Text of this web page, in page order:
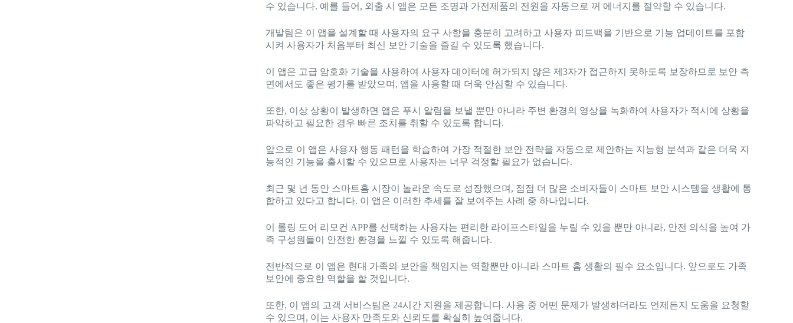
수 있습니다. 예를 들어, 외출 시 앱은 모든 조명과 가전제품의 전원을 자동으로 꺼 에너지를 절약할 수 있습니다.
개발팀은 이 앱을 설계할 때 사용자의 요구 사항을 충분히 고려하고 사용자 피드백을 기반으로 기능 업데이트를 포함
시켜 사용자가 처음부터 최신 보안 기술을 즐길 수 있도록 했습니다.
이 앱은 고급 암호화 기술을 사용하여 사용자 데이터에 허가되지 않은 제3자가 접근하지 못하도록 보장하므로 보안 측
면에서도 좋은 평가를 받았으며, 앱을 사용할 때 더욱 안심할 수 있습니다.
또한, 이상 상황이 발생하면 앱은 푸시 알림을 보낼 뿐만 아니라 주변 환경의 영상을 녹화하여 사용자가 적시에 상황을
파악하고 필요한 경우 빠른 조치를 취할 수 있도록 합니다.
앞으로 이 앱은 사용자 행동 패턴을 학습하여 가장 적절한 보안 전략을 자동으로 제안하는 지능형 분석과 같은 더욱 지
능적인 기능을 출시할 수 있으므로 사용자는 너무 걱정할 필요가 없습니다.
최근 몇 년 동안 스마트홈 시장이 놀라운 속도로 성장했으며, 점점 더 많은 소비자들이 스마트 보안 시스템을 생활에 통
합하고 있다고 합니다. 이 앱은 이러한 추세를 잘 보여주는 사례 중 하나입니다.
이 롤링 도어 리모컨 APP를 선택하는 사용자는 편리한 라이프스타일을 누릴 수 있을 뿐만 아니라, 안전 의식을 높여 가
족 구성원들이 안전한 환경을 느낄 수 있도록 해줍니다.
전반적으로 이 앱은 현대 가족의 보안을 책임지는 역할뿐만 아니라 스마트 홈 생활의 필수 요소입니다. 앞으로도 가족
보안에 중요한 역할을 할 것입니다.
또한, 이 앱의 고객 서비스팀은 24시간 지원을 제공합니다. 사용 중 어떤 문제가 발생하더라도 언제든지 도움을 요청할
수 있으며, 이는 사용자 만족도와 신뢰도를 확실히 높여줍니다.